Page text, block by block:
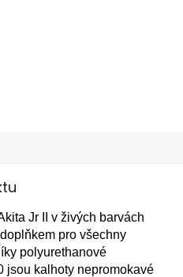
Jr II v živých barvách
pro všechny
polyurethanové
jsou kalhoty nepromokavé